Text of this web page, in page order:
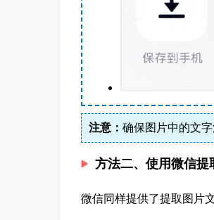
注意： 确保图片中的文
方法二、使用微信提
微信同样提供了提取图片